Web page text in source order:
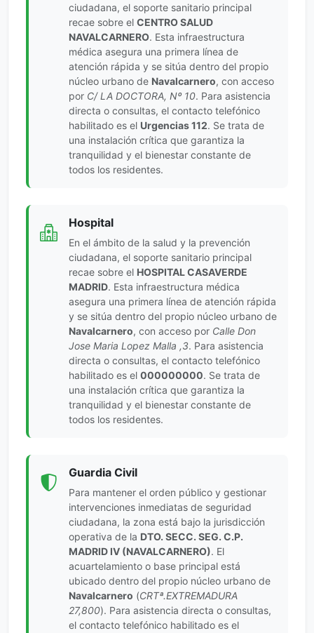
ciudadana, el soporte sanitario principal
recae sobre el CENTRO SALUD
NAVALCARNERO. Esta infraestructura
médica asegura una primera línea de
atención rápida y se sitúa dentro del propio
núcleo urbano de Navalcarnero, con acceso
por C/ LA DOCTORA, Nº 10. Para asistencia
directa o consultas, el contacto telefónico
habilitado es el Urgencias 112. Se trata de
una instalación crítica que garantiza la
tranquilidad y el bienestar constante de
todos los residentes.
Hospital
En el ámbito de la salud y la prevención
ciudadana, el soporte sanitario principal
recae sobre el HOSPITAL CASAVERDE
MADRID. Esta infraestructura médica
asegura una primera línea de atención rápida
y se sitúa dentro del propio núcleo urbano de
Navalcarnero, con acceso por Calle Don
Jose Maria Lopez Malla ,3. Para asistencia
directa o consultas, el contacto telefónico
habilitado es el 000000000. Se trata de
una instalación crítica que garantiza la
tranquilidad y el bienestar constante de
todos los residentes.
Guardia Civil
Para mantener el orden público y gestionar
intervenciones inmediatas de seguridad
ciudadana, la zona está bajo la jurisdicción
operativa de la DTO. SECC. SEG. C.P.
MADRID IV (NAVALCARNERO). El
acuartelamiento o base principal está
ubicado dentro del propio núcleo urbano de
Navalcarnero (CRTª.EXTREMADURA
27,800). Para asistencia directa o consultas,
el contacto telefónico habilitado es el